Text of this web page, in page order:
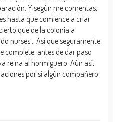
Y según me comentas,
hasta que comience a criar
que de la colonia a
nurses... Así que seguramente
complete, antes de dar paso
reina al hormiguero. Aún así,
por si algún compañero